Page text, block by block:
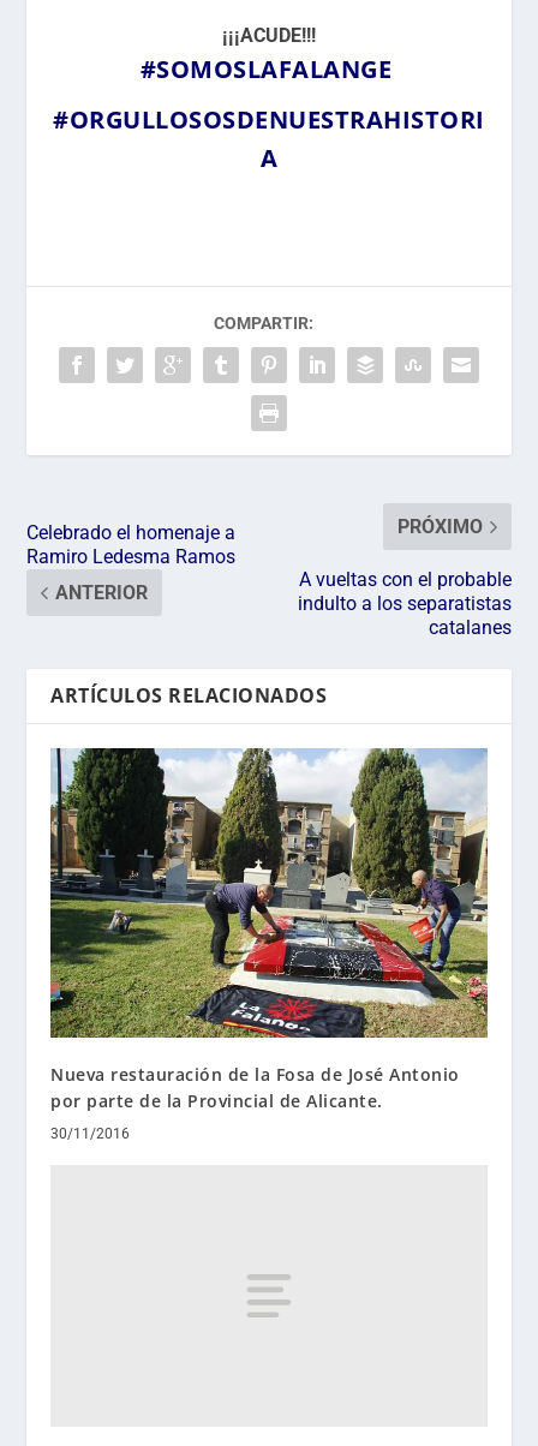
¡¡¡ACUDE!!!
#SOMOSLAFALANGE
#ORGULLOSOSDENUESTRAHISTORI
A
COMPARTIR:
Celebrado el homenaje a
Ramiro Ledesma Ramos
ANTERIOR
PRÓXIMO
A vueltas con el probable
indulto a los separatistas
catalanes
ARTÍCULOS RELACIONADOS
Nueva restauración de la Fosa de José Antonio
por parte de la Provincial de Alicante.
30/11/2016